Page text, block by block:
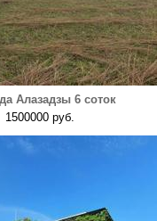
Алазадзы 6 соток
1500000 руб.